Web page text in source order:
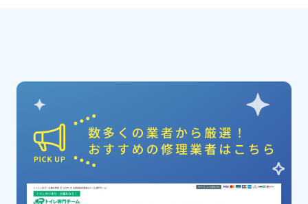
ピックアップ業者